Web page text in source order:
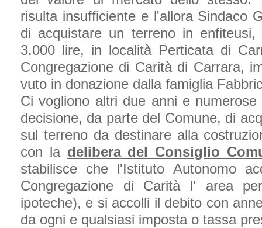
risulta insufficiente e l'allora Sindaco
di acquistare un terreno in
3.000 lire, in località Perticata di
Congregazione di Carità di Carrara,
vuto in donazione dalla famiglia
Ci vogliono altri due anni e
decisione, da parte del Comune, di
sul terreno da destinare alla
con la delibera del Consiglio
stabilisce che l'Istituto Autonomo
Congregazione di Carità l' area
ipoteche), e si accolli il debito con
da ogni e qualsiasi imposta o tassa